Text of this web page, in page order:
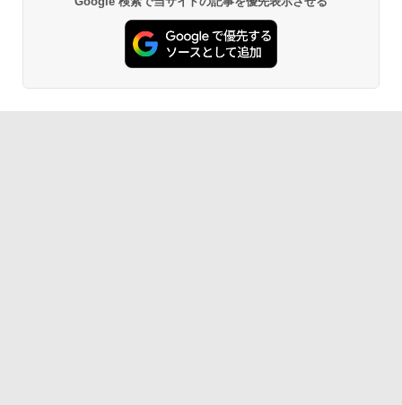
MS Office 2024 H&B 搭載｜中古ノート
パソコン Windows11 Office付｜Core i5
第8世代 以降 SSD 512GB メモリ 8GB｜
DELL Latitude 3500｜中古パソコン 中
ソフトオフィス2024付き microsoft offi
ce付き 中古パソコン 中古 デスクトップ
パソコン 最新オフィス 第10世代 国内メ
ーカー 安心サポート 高品質 Windows11
Pro NEC Mate MKH29B-9 Core i7 16G
モニター ゲーミングモニター PCモニタ
ー 23.8 1920×1080 HDMI D-Sub ブラッ
ク スピーカー：なし 24E2N2100/11
￥11,480
薬屋のひとりごと 17巻 (デジタル版ビッグガ
ンガンコミックス)
￥770